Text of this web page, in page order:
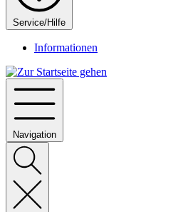
Service/Hilfe
Informationen
Navigation